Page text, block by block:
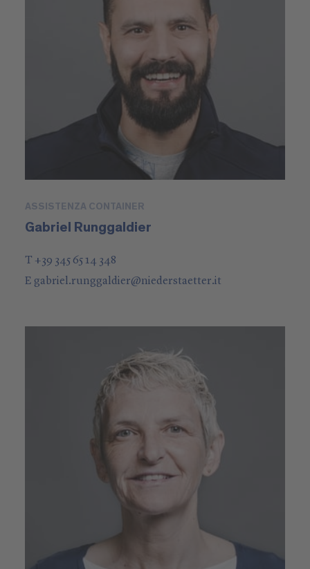
ASSISTENZA CONTAINER
Gabriel Runggaldier
T +39 345 65 14 348
E gabriel.runggaldier@niederstaetter.it